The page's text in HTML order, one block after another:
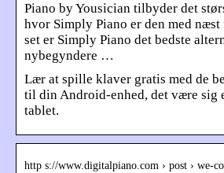
Piano by Yousician tilbyder det
hvor Simply Piano er den med
set er Simply Piano det bedste
nybegyndere …
Lær at spille klaver gratis med de
til din Android-enhed, det være sig
tablet.
http s://www.digitalpiano.com › post › we-